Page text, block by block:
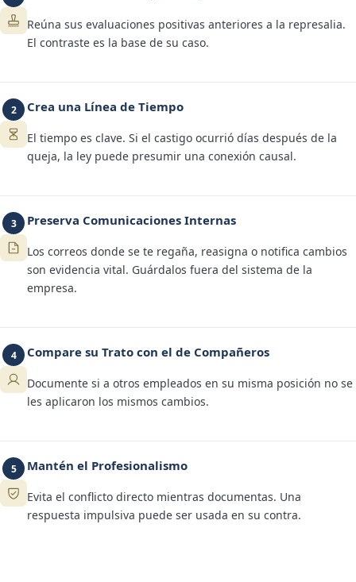
Reúna sus evaluaciones positivas anteriores a la represalia.
El contraste es la base de su caso.
2 Crea una Línea de Tiempo
El tiempo es clave. Si el castigo ocurrió días después de la
queja, la ley puede presumir una conexión causal.
3 Preserva Comunicaciones Internas
Los correos donde se te regaña, reasigna o notifica cambios
son evidencia vital. Guárdalos fuera del sistema de la
empresa.
4 Compare su Trato con el de Compañeros
Documente si a otros empleados en su misma posición no se
les aplicaron los mismos cambios.
5 Mantén el Profesionalismo
Evita el conflicto directo mientras documentas. Una
respuesta impulsiva puede ser usada en su contra.